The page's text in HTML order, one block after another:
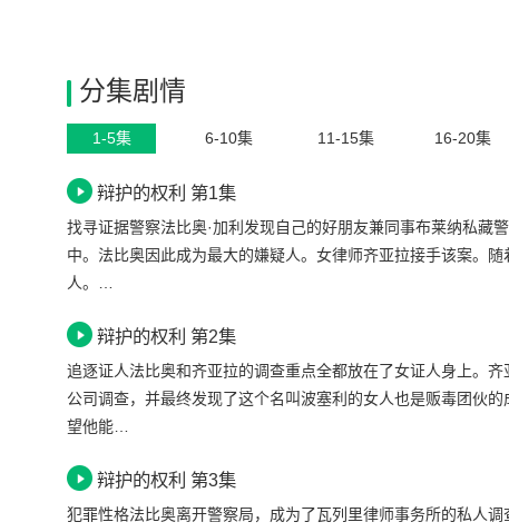
分集剧情
1-5集 6-10集 11-15集 16-20集
辩护的权利 第1集
找寻证据警察法比奥·加利发现自己的好朋友兼同事布莱纳私藏
中。法比奥因此成为最大的嫌疑人。女律师齐亚拉接手该案。
人。…
辩护的权利 第2集
追逐证人法比奥和齐亚拉的调查重点全都放在了女证人身上。
公司调查，并最终发现了这个名叫波塞利的女人也是贩毒团伙
望他能…
辩护的权利 第3集
犯罪性格法比奥离开警察局，成为了瓦列里律师事务所的私人